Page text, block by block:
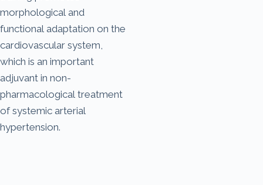
morphological and
functional adaptation on the
cardiovascular system,
which is an important
adjuvant in non-
pharmacological treatment
of systemic arterial
hypertension.